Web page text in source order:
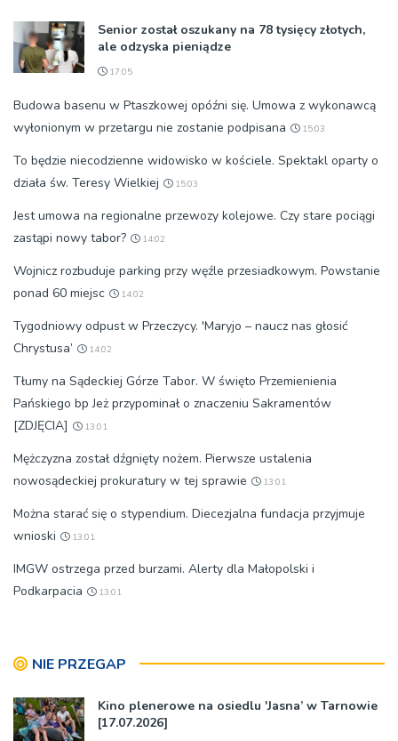
Senior został oszukany na 78 tysięcy złotych,
ale odzyska pieniądze
17:05
Budowa basenu w Ptaszkowej opóźni się. Umowa z wykonawcą
wyłonionym w przetargu nie zostanie podpisana
15:03
To będzie niecodzienne widowisko w kościele. Spektakl oparty o
działa św. Teresy Wielkiej
15:03
Jest umowa na regionalne przewozy kolejowe. Czy stare pociągi
zastąpi nowy tabor?
14:02
Wojnicz rozbuduje parking przy węźle przesiadkowym. Powstanie
ponad 60 miejsc
14:02
Tygodniowy odpust w Przeczycy. 'Maryjo – naucz nas głosić
Chrystusa’
14:02
Tłumy na Sądeckiej Górze Tabor. W święto Przemienienia
Pańskiego bp Jeż przypominał o znaczeniu Sakramentów
[ZDJĘCIA]
13:01
Mężczyzna został dźgnięty nożem. Pierwsze ustalenia
nowosądeckiej prokuratury w tej sprawie
13:01
Można starać się o stypendium. Diecezjalna fundacja przyjmuje
wnioski
13:01
IMGW ostrzega przed burzami. Alerty dla Małopolski i
Podkarpacia
13:01
NIE PRZEGAP
Kino plenerowe na osiedlu 'Jasna’ w Tarnowie
[17.07.2026]